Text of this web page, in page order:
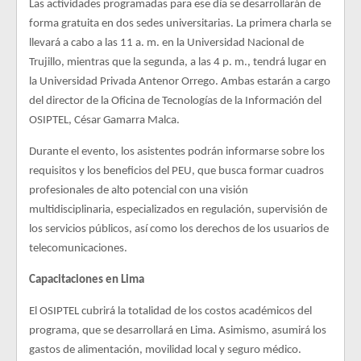
Las actividades programadas para ese día se desarrollarán de
forma gratuita en dos sedes universitarias. La primera charla se
llevará a cabo a las 11 a. m. en la Universidad Nacional de
Trujillo, mientras que la segunda, a las 4 p. m., tendrá lugar en
la Universidad Privada Antenor Orrego. Ambas estarán a cargo
del director de la Oficina de Tecnologías de la Información del
OSIPTEL, César Gamarra Malca.
Durante el evento, los asistentes podrán informarse sobre los
requisitos y los beneficios del PEU, que busca formar cuadros
profesionales de alto potencial con una visión
multidisciplinaria, especializados en regulación, supervisión de
los servicios públicos, así como los derechos de los usuarios de
telecomunicaciones.
Capacitaciones en Lima
El OSIPTEL cubrirá la totalidad de los costos académicos del
programa, que se desarrollará en Lima. Asimismo, asumirá los
gastos de alimentación, movilidad local y seguro médico.